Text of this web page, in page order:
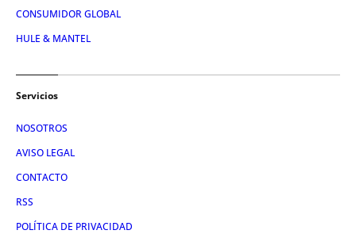
CONSUMIDOR GLOBAL
HULE & MANTEL
Servicios
NOSOTROS
AVISO LEGAL
CONTACTO
RSS
POLÍTICA DE PRIVACIDAD